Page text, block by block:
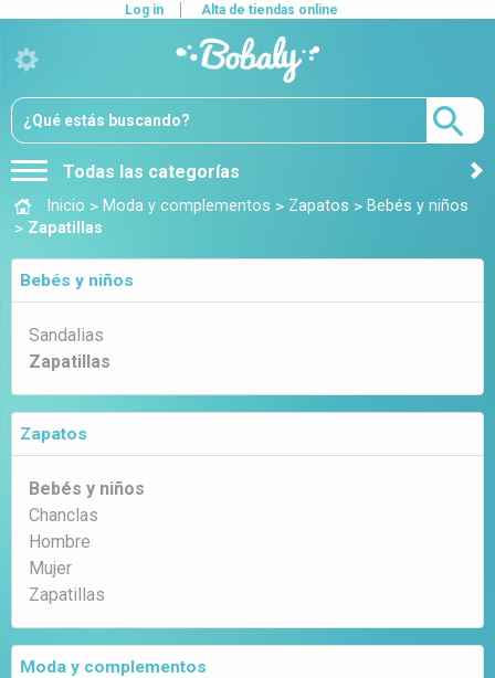
Todas las categorías
Log in Alta de tiendas online
Inicio > Moda y complementos > Zapatos > Bebés y niños
> Zapatillas
Bebés y niños
Sandalias
Zapatillas
Zapatos
Bebés y niños
Chanclas
Hombre
Mujer
Zapatillas
Moda y complementos